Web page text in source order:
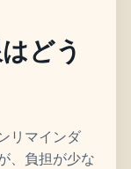
どう
リマインダ
、負担が少な